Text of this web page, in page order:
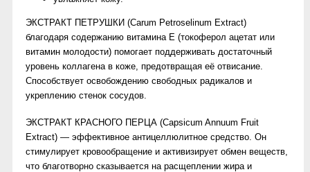
ЭКСТРАКТ ПЕТРУШКИ (Carum Petroselinum Extract)
благодаря содержанию витамина Е (токоферол ацетат или
витамин молодости) помогает поддерживать достаточный
уровень коллагена в коже, предотвращая её отвисание.
Способствует освобождению свободных радикалов и
укреплению стенок сосудов.
ЭКСТРАКТ КРАСНОГО ПЕРЦА (Capsicum Annuum Fruit
Extract) — эффективное антицеллюлитное средство. Он
стимулирует кровообращение и активизирует обмен веществ,
что благотворно сказывается на расщеплении жира и